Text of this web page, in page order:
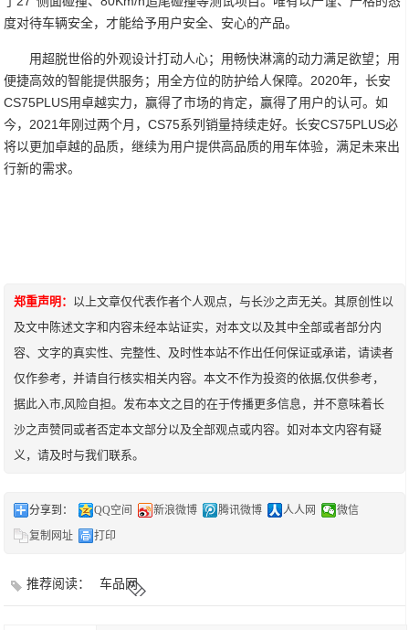
度对待车辆安全，才能给予用户安全、安心的产品。
用超脱世俗的外观设计打动人心；用畅快淋漓的动力满足欲望；用
便捷高效的智能提供服务；用全方位的防护给人保障。2020年，长安
CS75PLUS用卓越实力，赢得了市场的肯定，赢得了用户的认可。如
今，2021年刚过两个月，CS75系列销量持续走好。长安CS75PLUS必
将以更加卓越的品质，继续为用户提供高品质的用车体验，满足未来出
行新的需求。
郑重声明：
以上文章仅代表作者个人观点，与长沙之声无关。其原创性以
及文中陈述文字和内容未经本站证实，对本文以及其中全部或者部分内
容、文字的真实性、完整性、及时性本站不作出任何保证或承诺，请读者
仅作参考，并请自行核实相关内容。本文不作为投资的依据,仅供参考，
据此入市,风险自担。发布本文之目的在于传播更多信息，并不意味着长
沙之声赞同或者否定本文部分以及全部观点或内容。如对本文内容有疑
义，请及时与我们联系。
分享到： QQ空间 新浪微博 腾讯微博 人人网
微信
复制网址
打印
推荐阅读： 车品网